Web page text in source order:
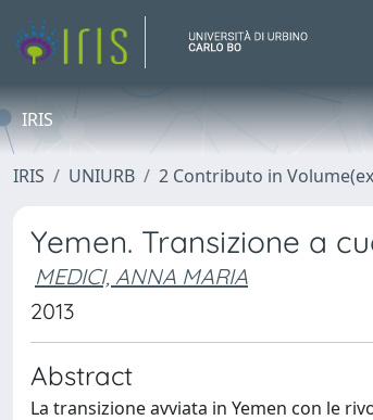
IRIS
IRIS UNIURB 2 Contributo in
Yemen. Transizione a
MEDICI, ANNA MARIA
2013
Abstract
La transizione avviata in Yemen con le